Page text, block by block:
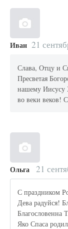
Иван 21
Слава, Отцу и
Пресветая
нашему Иисусу
во веки веков!
Ольга 21
С праздником
Дева радуйся!
Благословенна
Яко Спаса